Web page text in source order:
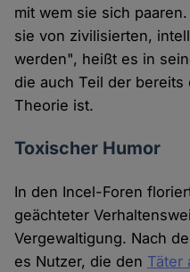
mit wem sie sich
sie von zivilisierten,
werden", heißt es in
die auch Teil der
Theorie ist.
Toxischer Humor
In den Incel-Foren
geächteter
Vergewaltigung. Nach
es Nutzer, die den Täter